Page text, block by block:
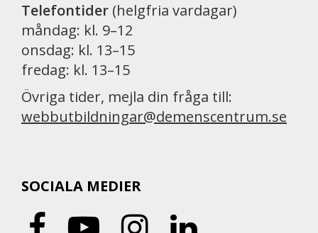
Telefontider (helgfria vardagar)
måndag: kl. 9–12
onsdag: kl. 13–15
fredag: kl. 13–15
Övriga tider, mejla din fråga till:
webbutbildningar@demenscentrum.se
SOCIALA MEDIER